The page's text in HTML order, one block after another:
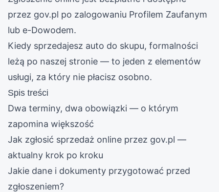
przez gov.pl po zalogowaniu Profilem Zaufanym
lub e-Dowodem.
Kiedy sprzedajesz auto do skupu, formalności
leżą po naszej stronie — to jeden z elementów
usługi, za który nie płacisz osobno.
Spis treści
Dwa terminy, dwa obowiązki — o którym
zapomina większość
Jak zgłosić sprzedaż online przez gov.pl —
aktualny krok po kroku
Jakie dane i dokumenty przygotować przed
zgłoszeniem?